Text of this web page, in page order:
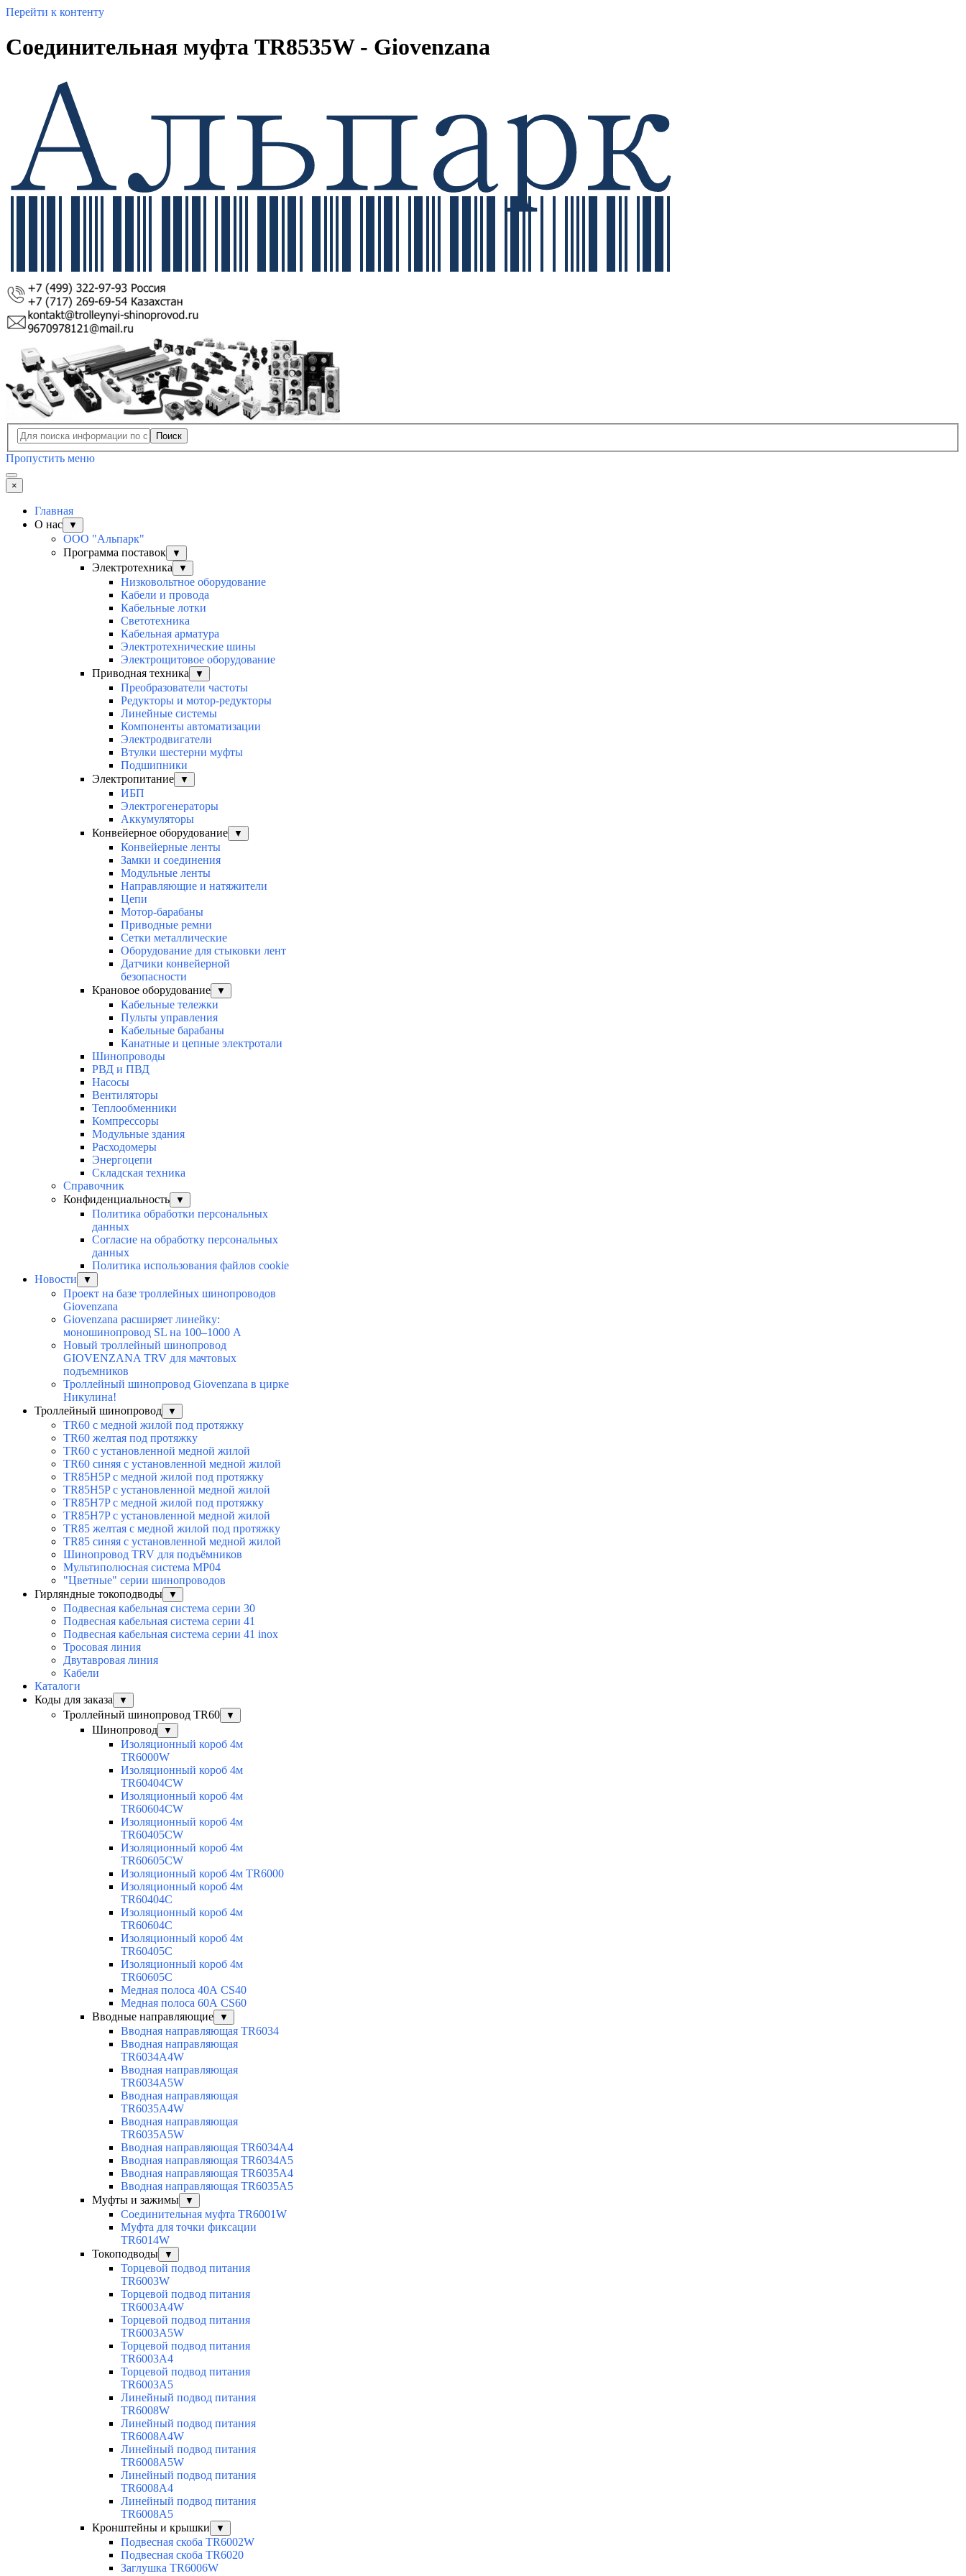
Перейти к контенту
Соединительная муфта TR8535W - Giovenzana
Поиск
Пропустить меню
×
Главная
О нас
▼
ООО "Альпарк"
Программа поставок
▼
Электротехника ▼
Низковольтное оборудование
Кабели и провода
Кабельные лотки
Светотехника
Кабельная арматура
Электротехнические шины
Электрощитовое оборудование
Приводная техника
▼
Преобразователи частоты
Редукторы и мотор-редукторы
Линейные системы
Компоненты автоматизации
Электродвигатели
Втулки шестерни муфты
Подшипники
Электропитание
▼
ИБП
Электрогенераторы
Аккумуляторы
Конвейерное оборудование
▼
Конвейерные ленты
Замки и соединения
Модульные ленты
Направляющие и натяжители
Цепи
Мотор-барабаны
Приводные ремни
Сетки металлические
Оборудование для стыковки лент
Датчики конвейерной
безопасности
Крановое оборудование
▼
Кабельные тележки
Пульты управления
Кабельные барабаны
Канатные и цепные электротали
Шинопроводы
РВД и ПВД
Насосы
Вентиляторы
Теплообменники
Компрессоры
Модульные здания
Расходомеры
Энергоцепи
Складская техника
Справочник
Конфиденциальность
▼
Политика обработки персональных
данных
Согласие на обработку персональных
данных
Политика использования файлов cookie
Новости
▼
Проект на базе троллейных шинопроводов
Giovenzana
Giovenzana расширяет линейку:
моношинопровод SL на 100–1000 А
Новый троллейный шинопровод
GIOVENZANA TRV для мачтовых
подъемников
Троллейный шинопровод Giovenzana в цирке
Никулина!
Троллейный шинопровод
▼
TR60 с медной жилой под протяжку
TR60 желтая под протяжку
TR60 с установленной медной жилой
TR60 синяя с установленной медной жилой
TR85H5P с медной жилой под протяжку
TR85H5P с установленной медной жилой
TR85H7P с медной жилой под протяжку
TR85H7P с установленной медной жилой
TR85 желтая с медной жилой под протяжку
TR85 синяя с установленной медной жилой
Шинопровод TRV для подъёмников
Мультиполюсная система MP04
"Цветные" серии шинопроводов
Гирляндные токоподводы
▼
Подвесная кабельная система серии 30
Подвесная кабельная система серии 41
Подвесная кабельная система серии 41 inox
Тросовая линия
Двутавровая линия
Кабели
Каталоги
Коды для заказа
▼
Троллейный шинопровод TR60 ▼
Шинопровод ▼
Изоляционный короб 4м
TR6000W
Изоляционный короб 4м
TR60404CW
Изоляционный короб 4м
TR60604CW
Изоляционный короб 4м
TR60405CW
Изоляционный короб 4м
TR60605CW
Изоляционный короб 4м TR6000
Изоляционный короб 4м
TR60404C
Изоляционный короб 4м
TR60604C
Изоляционный короб 4м
TR60405C
Изоляционный короб 4м
TR60605C
Медная полоса 40А CS40
Медная полоса 60А CS60
Вводные направляющие
▼
Вводная направляющая TR6034
Вводная направляющая
TR6034A4W
Вводная направляющая
TR6034A5W
Вводная направляющая
TR6035A4W
Вводная направляющая
TR6035A5W
Вводная направляющая TR6034A4
Вводная направляющая TR6034A5
Вводная направляющая TR6035A4
Вводная направляющая TR6035A5
Муфты и зажимы
▼
Соединительная муфта TR6001W
Муфта для точки фиксации
TR6014W
Токоподводы
▼
Торцевой подвод питания
TR6003W
Торцевой подвод питания
TR6003A4W
Торцевой подвод питания
TR6003A5W
Торцевой подвод питания
TR6003A4
Торцевой подвод питания
TR6003A5
Линейный подвод питания
TR6008W
Линейный подвод питания
TR6008A4W
Линейный подвод питания
TR6008A5W
Линейный подвод питания
TR6008A4
Линейный подвод питания
TR6008A5
Кронштейны и крышки
▼
Подвесная скоба TR6002W
Подвесная скоба TR6020
Заглушка TR6006W